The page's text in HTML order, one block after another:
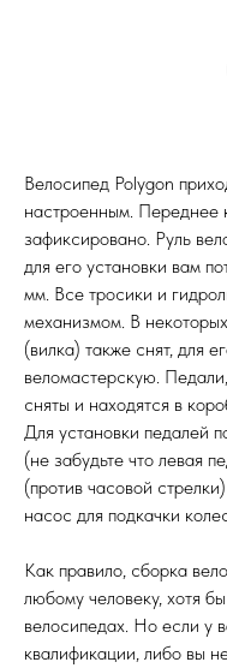
Велосипед Polygon
настроенным. Переднее
зафиксировано. Руль
для его установки вам
мм. Все тросики и
механизмом. В
(вилка) также снят, для
веломастерскую.
сняты и находятся в
Для установки педалей
(не забудьте что левая
(против часовой
насос для подкачки
Как правило, сборка
любому человеку, хотя
велосипедах. Но если у
квалификации, либо вы